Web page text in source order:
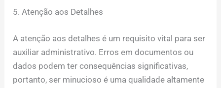
5. Atenção aos Detalhes
A atenção aos detalhes é um requisito vital para ser
auxiliar administrativo. Erros em documentos ou
dados podem ter consequências significativas,
portanto, ser minucioso é uma qualidade altamente